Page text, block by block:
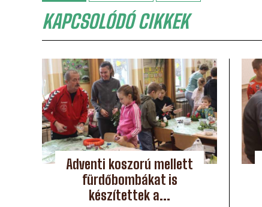
KAPCSOLÓDÓ CIKKEK
Adventi koszorú mellett
fürdőbombákat is
készítettek a...